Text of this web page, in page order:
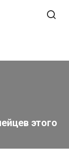
этого